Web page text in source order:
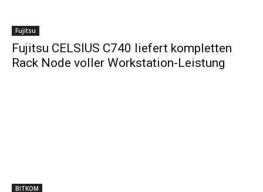
Fujitsu
Fujitsu CELSIUS C740 liefert kompletten
Rack Node voller Workstation-Leistung
BITKOM